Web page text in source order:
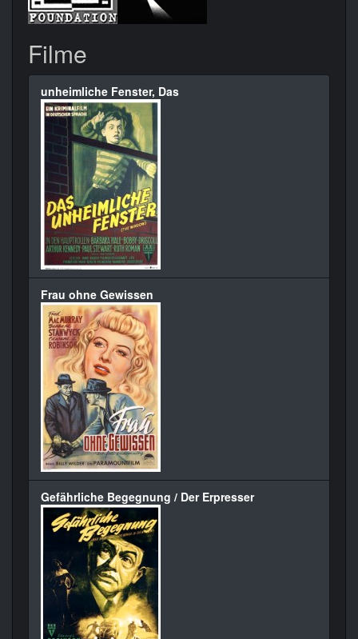
Filme
unheimliche Fenster, Das
Frau ohne Gewissen
Gefährliche Begegnung / Der Erpresser